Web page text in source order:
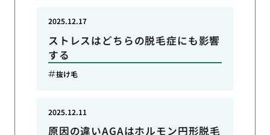
ストレスはどちらの脱毛症にも影響
する
2025.12.17
抜け毛
原因の違いAGAはホルモン円形脱毛
2025.12.11